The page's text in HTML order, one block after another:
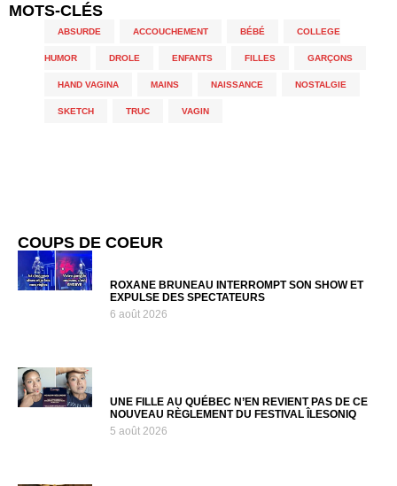
MOTS-CLÉS
ABSURDE ACCOUCHEMENT BÉBÉ COLLEGE
HUMOR DROLE ENFANTS FILLES GARÇONS
HAND VAGINA MAINS NAISSANCE NOSTALGIE
SKETCH TRUC VAGIN
COUPS DE COEUR
ROXANE BRUNEAU INTERROMPT SON SHOW ET
EXPULSE DES SPECTATEURS
6 août 2026
UNE FILLE AU QUÉBEC N’EN REVIENT PAS DE CE
NOUVEAU RÈGLEMENT DU FESTIVAL ÎLESONIQ
5 août 2026